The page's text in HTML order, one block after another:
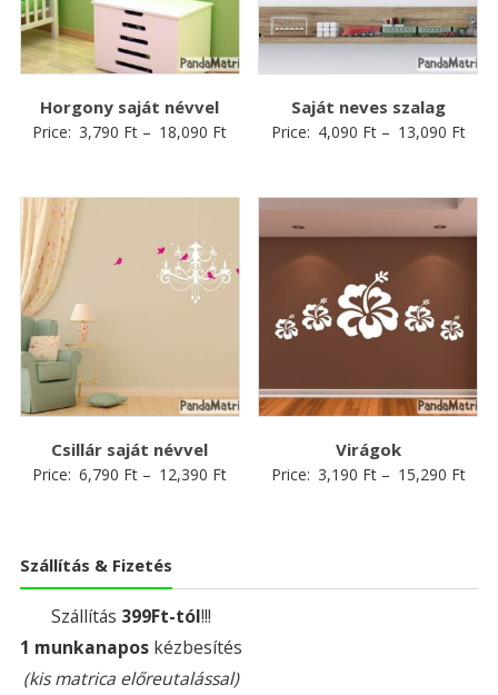
Horgony saját névvel
Price: 3,790 Ft – 18,090 Ft
Saját neves szalag
Price: 4,090 Ft– 13,090 Ft
Csillár saját névvel
Price: 6,790 Ft – 12,390 Ft
Virágok
Price: 3,190 Ft– 15,290 Ft
Szállítás & Fizetés
Szállítás 399Ft-tól!!!
1 munkanaposkézbesítés
(kis matrica előreutalással)